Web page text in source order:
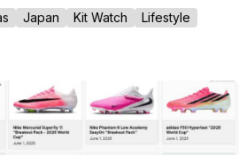
Japan Kit Watch
Lifestyle